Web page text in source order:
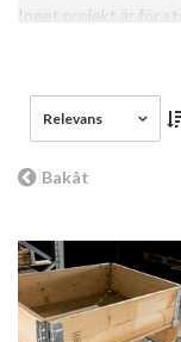
Inget projekt är för
Relevans
Bakåt